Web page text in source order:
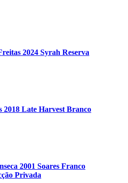
2024 Syrah Reserva
2018 Late Harvest Branco
2001 Soares Franco
Privada